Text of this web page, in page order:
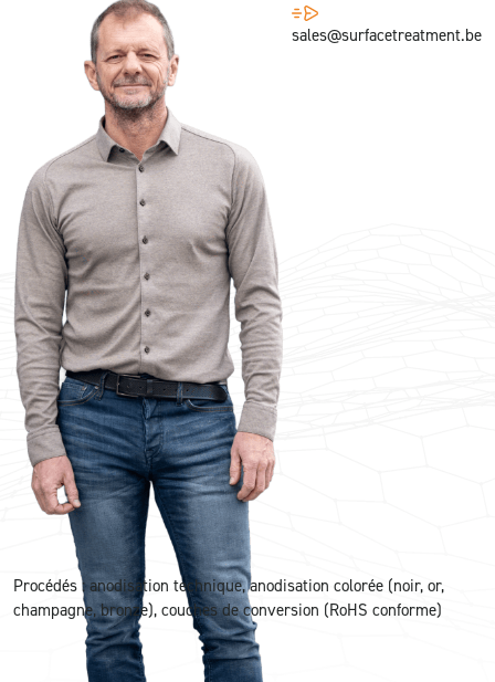
sales@surfacetreatment.be
Procédés : anodisation technique, anodisation colorée (noir, or,
champagne, bronze), couches de conversion (RoHS conforme)